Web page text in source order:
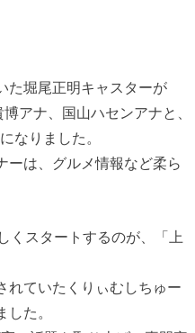
た堀尾正明キャスターが
アナ、国山ハセンアナと、
なりました。
ーは、グルメ情報など柔ら
くスタートするのが、「上
れていたくりぃむしちゅー
た。